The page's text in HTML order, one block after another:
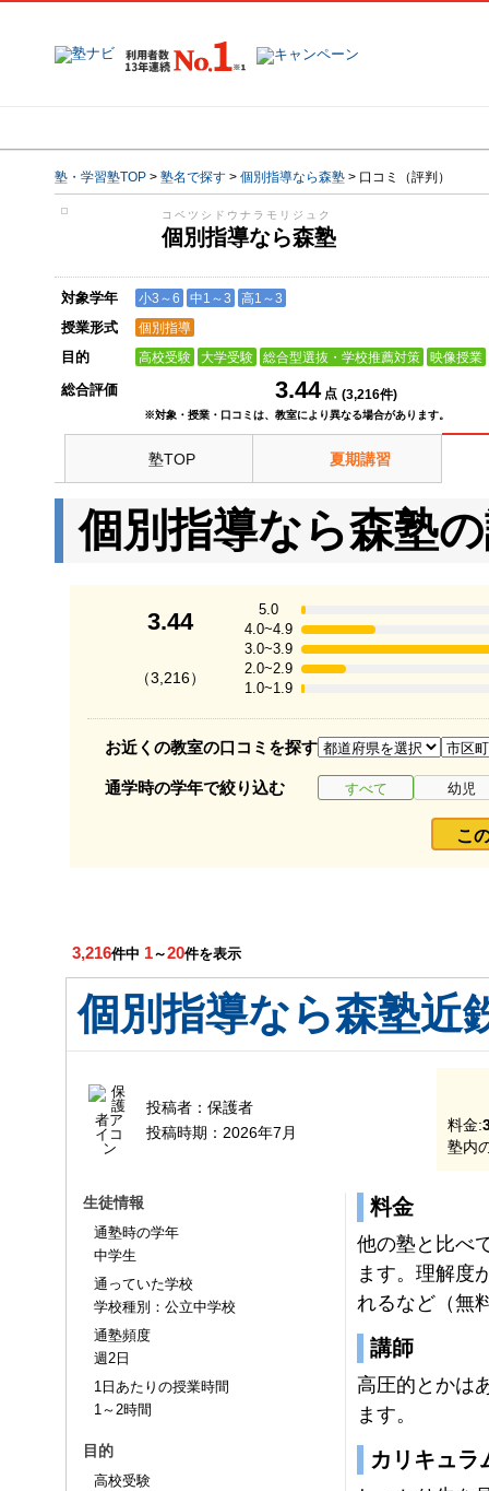
塾・学習塾TOP > 塾名で探す > 個別指導なら森塾 > 口コミ（評判）
コベツシドウナラモリジュク
個別指導なら森塾
対象学年 小3～6 中1～3 高1～3
授業形式 個別指導
目的 高校受験 大学受験 総合型選抜・学校推薦対策 映像授業
総合評価 3.44点 (3,216件)
※対象・授業・口コミは、教室により異なる場合があります。
塾TOP 夏期講習
個別指導なら森塾
3.44
（3,216）
5.0
4.0~4.9
3.0~3.9
2.0~2.9
1.0~1.9
お近くの教室の口コミを探す
通学時の学年で絞り込む すべて 幼児
こ
3,216件中 1～20件を表示
個別指導なら森塾近
投稿者： 保護者
投稿時期： 2026年7月 料金:
塾内
生徒情報
通塾時の学年
中学生
通っていた学校
学校種別：公立中学校
通塾頻度
週2日
1日あたりの授業時間
1～2時間
目的
高校受験
料金
他の塾と比べ
ます。理解度
れるなど（無
講師
高圧的とかは
ます。
カリキュラ